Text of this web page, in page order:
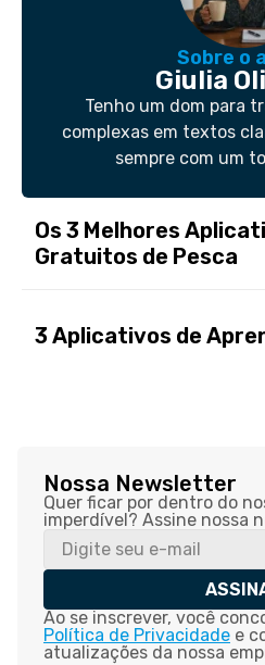
Sobre o
Giulia
Tenho um dom para
complexas em textos
sempre com um
Os 3 Melhores
Gratuitos de Pesca
3 Aplicativos de
Nossa Newsletter
Quer ficar por dentro do
imperdível? Assine nossa
Ao se inscrever, você
Política de Privacidade e
atualizações da nossa